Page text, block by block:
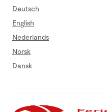
Deutsch
English
Nederlands
Norsk
Dansk